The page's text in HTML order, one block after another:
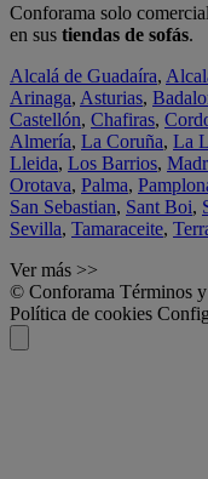
Conforama solo
en sus tiendas de sofás.
Alcalá de Guadaíra,
Arinaga, Asturias,
Castellón, Chafiras,
Almería, La Coruña, La
Lleida, Los Barrios,
Orotava, Palma,
San Sebastian, Sant Boi,
Sevilla, Tamaraceite,
Ver más >>
© Conforama Términos
Política de cookies